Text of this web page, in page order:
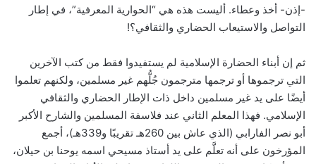
-إذن- أخذ وعطاء. أليست هذه هي “الحوارية المعرفية”، في إطار
التواصل والاستيعاب الحضاري والثقافي؟!
ثم إن أبناء الحضارة الإسلامية لم يستفيدوا فقط من كتب الآخرين
التي ترجموها أو ترجمها مترجمون جُلُّهم غير مسلمين، ولكنهم تعلموا
أيضًا على يد غير مسلمين داخل ذات الإطار الحضاري والثقافي
الإسلامي. فهذا المعلم الثاني عند فلاسفة المسلمين والشارح الأكبر
أبو نصر الفارابي (الذي عاش بين 260هـ تقريبًا و339هـ)، أجمع
المؤرخون على أنه تعلَّم على يد أستاذ مسيحي اسمه يوحنا بن حيلان،